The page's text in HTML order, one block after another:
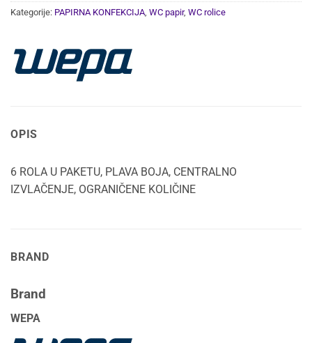
Kategorije: PAPIRNA KONFEKCIJA WC papir, WC rolice
OPIS
6 ROLA U PAKETU, PLAVA BOJA, CENTRALNO
IZVLAČENJE, OGRANIČENE KOLIČINE
BRAND
Brand
WEPA